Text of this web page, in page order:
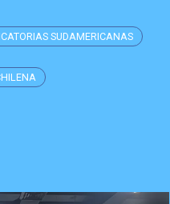
SUDAMERICANAS